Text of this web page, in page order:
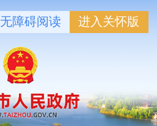
无障碍阅读 进入关怀版